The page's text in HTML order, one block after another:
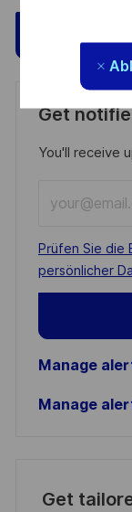
Get
You'll receive
Email
address
(Required)
Required
Prüfen Sie die
persönlicher
Manage
Manage
Get